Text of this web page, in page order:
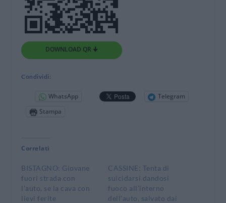
DOWNLOAD QR 🠋
Condividi:
WhatsApp
Telegram
Stampa
Correlati
BISTAGNO: Giovane
fuori strada con
l'auto, se la cava con
lievi ferite
CASSINE: Tenta di
suicidarsi dandosi
fuoco all’interno
dell’auto, salvato dai